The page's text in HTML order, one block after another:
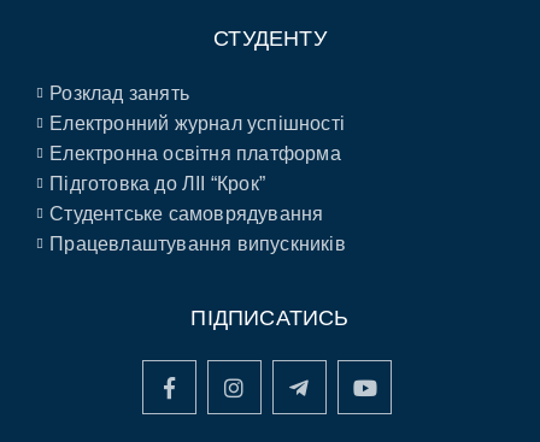
СТУДЕНТУ
Розклад занять
Електронний журнал успішності
Електронна освітня платформа
Підготовка до ЛІІ “Крок”
Студентське самоврядування
Працевлаштування випускників
ПІДПИСАТИСЬ